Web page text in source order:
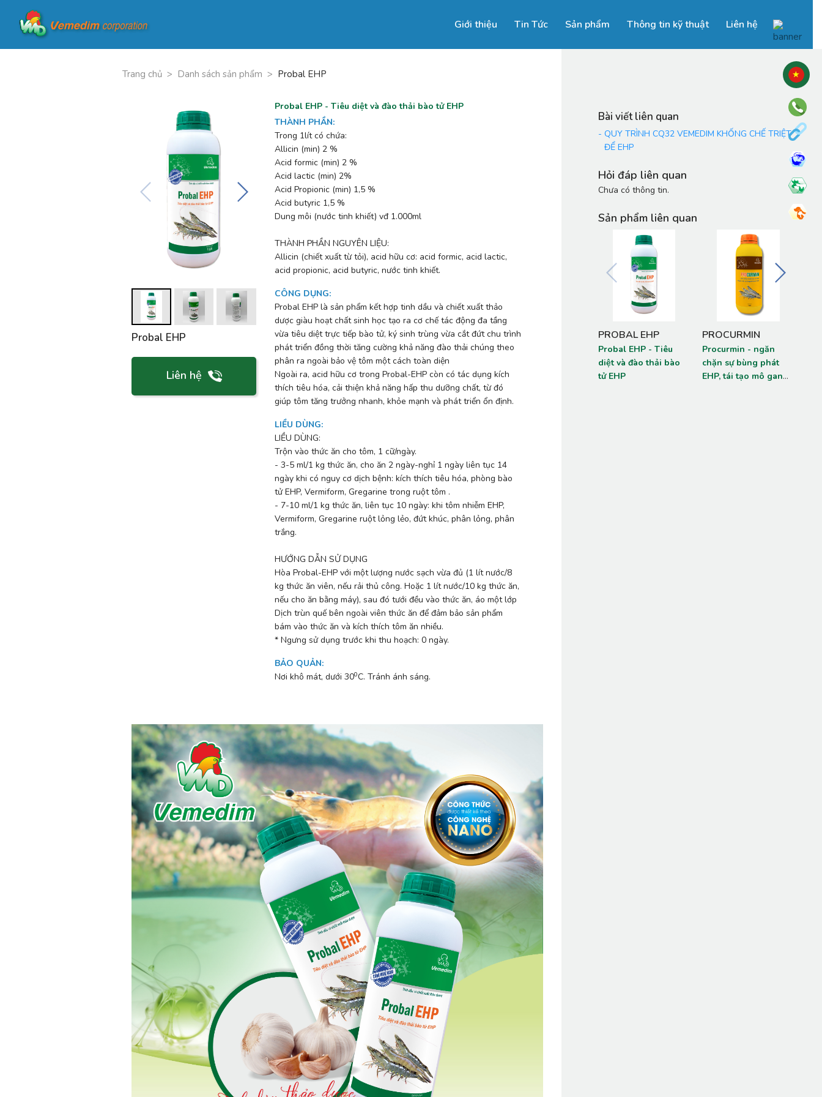
Giới thiệu Tin Tức Sản phẩm Thông tin kỹ thuật Liên hệ
Trang chủ > Danh sách sản phẩm > Probal EHP
Probal EHP
Liên hệ
Probal EHP - Tiêu diệt và đào thải bào tử EHP
THÀNH PHẦN:
Trong 1lít có chứa:
Allicin (min) 2 %
Acid formic (min) 2 %
Acid lactic (min) 2%
Acid Propionic (min) 1,5 %
Acid butyric 1,5 %
Dung môi (nước tinh khiết) vđ 1.000ml
THÀNH PHẦN NGUYÊN LIỆU:
Allicin (chiết xuất từ tỏi), acid hữu cơ: acid formic, acid lactic,
acid propionic, acid butyric, nước tinh khiết.
CÔNG DỤNG:
Probal EHP là sản phẩm kết hợp tinh dầu và chiết xuất thảo
dược giàu hoạt chất sinh học tạo ra cơ chế tác động đa tầng
vừa tiêu diệt trực tiếp bào tử, ký sinh trùng vừa cắt đứt chu trình
phát triển đồng thời tăng cường khả năng đào thải chúng theo
phân ra ngoài bảo vệ tôm một cách toàn diện
Ngoài ra, acid hữu cơ trong Probal-EHP còn có tác dụng kích
thích tiêu hóa, cải thiện khả năng hấp thu dưỡng chất, từ đó
giúp tôm tăng trưởng nhanh, khỏe mạnh và phát triển ổn định.
LIỀU DÙNG:
LIỀU DÙNG:
Trộn vào thức ăn cho tôm, 1 cữ/ngày.
- 3-5 ml/1 kg thức ăn, cho ăn 2 ngày-nghỉ 1 ngày liên tục 14
ngày khi có nguy cơ dịch bệnh: kích thích tiêu hóa, phòng bào
tử EHP, Vermiform, Gregarine trong ruột tôm .
- 7-10 ml/1 kg thức ăn, liên tục 10 ngày: khi tôm nhiễm EHP,
Vermiform, Gregarine ruột lỏng lẻo, đứt khúc, phân lỏng, phân
trắng.
HƯỚNG DẪN SỬ DỤNG
Hòa Probal-EHP với một lượng nước sạch vừa đủ (1 lít nước/8
kg thức ăn viên, nếu rải thủ công. Hoặc 1 lít nước/10 kg thức ăn,
nếu cho ăn bằng máy), sau đó tưới đều vào thức ăn, áo một lớp
Dịch trùn quế bên ngoài viên thức ăn để đảm bảo sản phẩm
bám vào thức ăn và kích thích tôm ăn nhiều.
* Ngưng sử dụng trước khi thu hoạch: 0 ngày.
BẢO QUẢN:
Nơi khô mát, dưới 300C. Tránh ánh sáng.
Bài viết liên quan
- QUY TRÌNH CQ32 VEMEDIM KHỐNG CHẾ TRIỆT
ĐỂ EHP
Hỏi đáp liên quan
Chưa có thông tin.
Sản phẩm liên quan
PROBAL EHP
Probal EHP - Tiêu
diệt và đào thải bào
tử EHP
PROCURMIN
Procurmin - ngăn
chặn sự bùng phát
EHP, tái tạo mô gan